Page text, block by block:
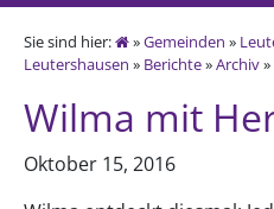
Sie sind hier: »Gemeinden »
Leutershausen » Berichte»Archiv»
Wilma mit
Oktober 15, 2016